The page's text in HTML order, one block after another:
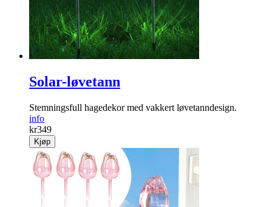
Solar-løvetann
Stemningsfull hagedekor med vakkert løve­tanndesign.
info
kr349
Kjøp